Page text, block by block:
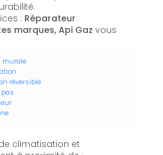
: Réparateur
marques, Api Gaz vous
murale
réversible
climatisation et